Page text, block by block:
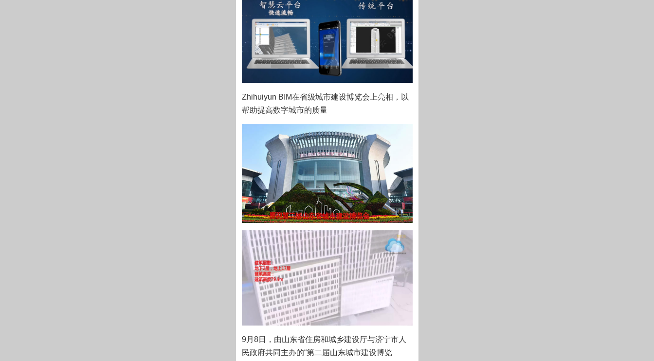
Zhihuiyun BIM在省级城市建设博览会上亮相，以
帮助提高数字城市的质量
9月8日，由山东省住房和城乡建设厅与济宁市人
民政府共同主办的“第二届山东城市建设博览